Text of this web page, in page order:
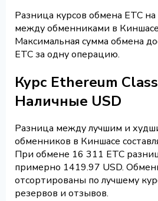
Разница курсов обмена ETC
между обменниками в Киншасе
Максимальная сумма обмена
ETC за одну операцию.
Курс Ethereum
Наличные USD
Разница между лучшим и
обменников в Киншасе
При обмене 16 311 ETC
примерно 1419.97 USD.
отсортированы по лучшему
резервов и отзывов.